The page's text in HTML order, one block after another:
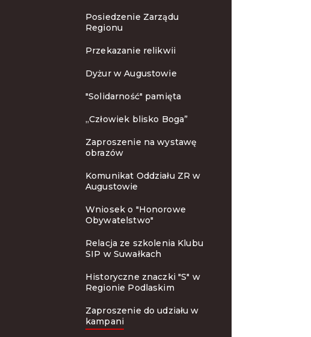
Posiedzenie Zarządu
Regionu
Przekazanie relikwii
Dyżur w Augustowie
"Solidarność" pamięta
„Człowiek blisko Boga”
Zaproszenie na wystawę
obrazów
Komunikat Oddziału ZR w
Augustowie
Wniosek o "Honorowe
Obywatelstwo"
Relacja ze szkolenia Klubu
SIP w Suwałkach
Historyczne znaczki "S" w
Regionie Podlaskim
Zaproszenie do udziału w
kampani